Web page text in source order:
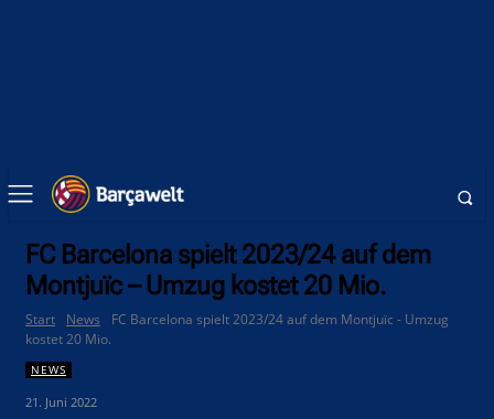
FC Barcelona spielt 2023/24 auf dem
Montjuïc – Umzug kostet 20 Mio.
Start News
FC Barcelona spielt 2023/24 auf dem Montjuïc - Umzug
kostet 20 Mio.
NEWS
21. Juni 2022